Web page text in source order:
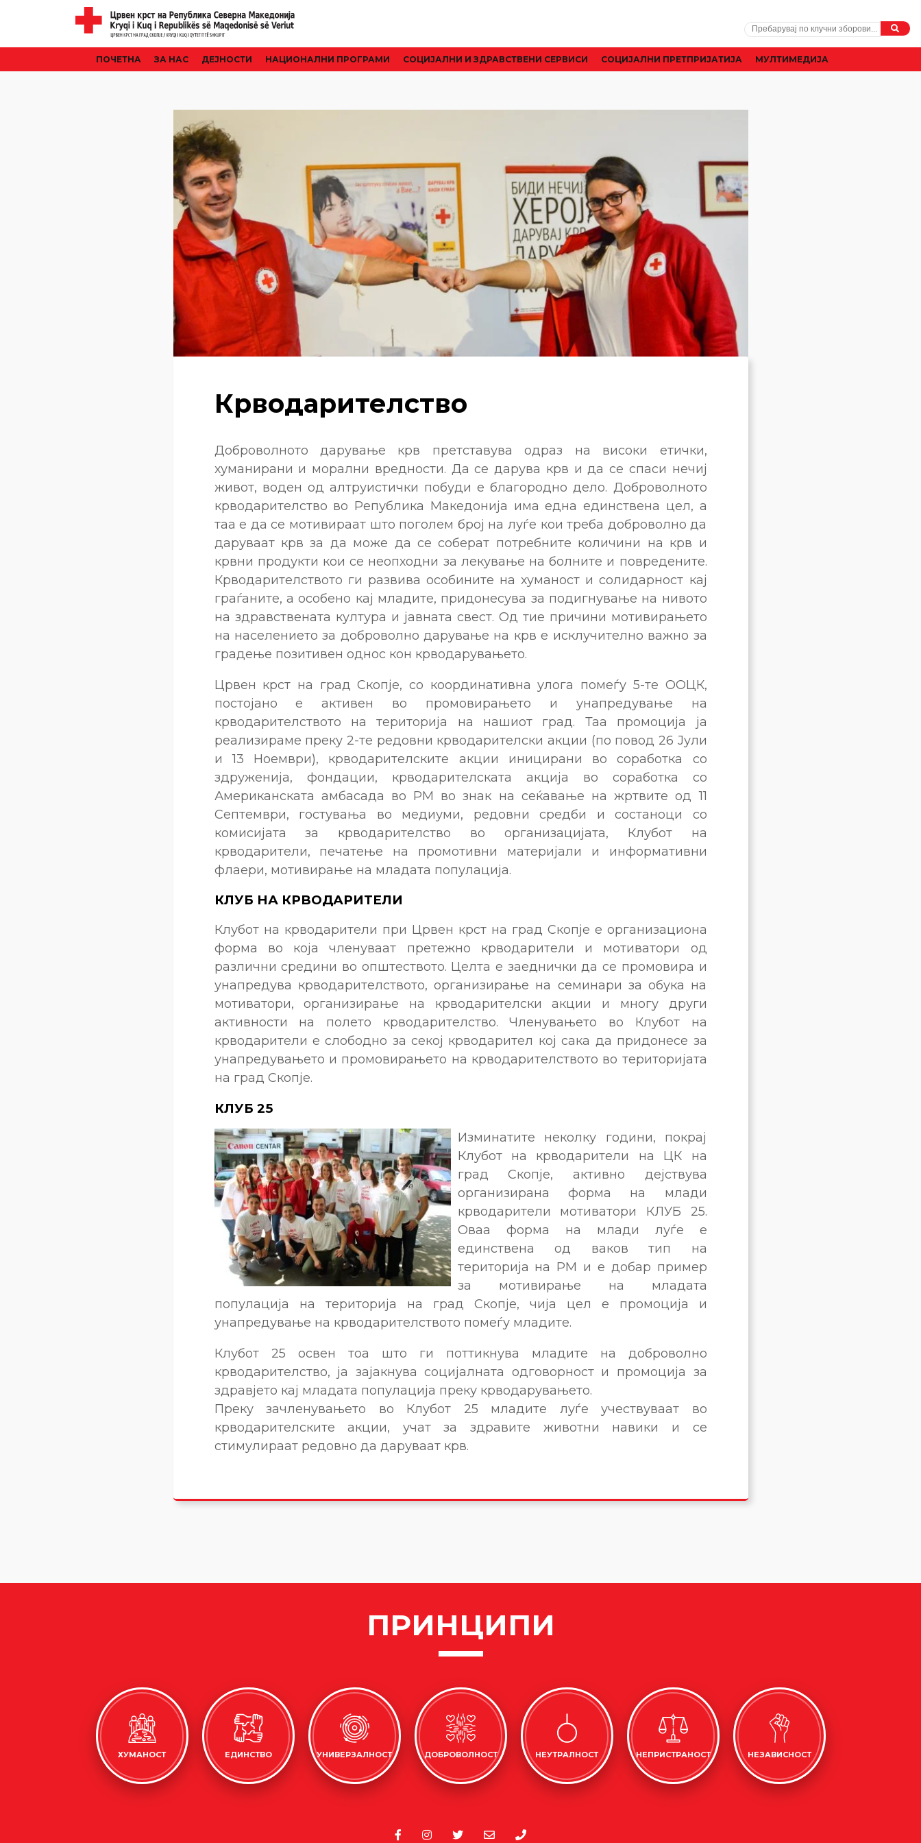
ПОЧЕТНА ЗА НАС ДЕЈНОСТИ НАЦИОНАЛНИ ПРОГРАМИ CОЦИЈАЛНИ И ЗДРАВСТВЕНИ СЕРВИСИ СОЦИЈАЛНИ ПРЕТПРИЈАТИЈА МУЛТИМЕДИЈА
Крводарителство
Доброволното дарување крв претставува одраз на високи етички,
хуманирани и морални вредности. Да се дарува крв и да се спаси нечиј
живот, воден од алтруистички побуди е благородно дело. Доброволното
крводарителство во Република Македонија има една единствена цел, а
таа е да се мотивираат што поголем број на луѓе кои треба доброволно да
даруваат крв за да може да се соберат потребните количини на крв и
крвни продукти кои се неопходни за лекување на болните и повредените.
Крводарителството ги развива особините на хуманост и солидарност кај
граѓаните, а особено кај младите, придонесува за подигнување на нивото
на здравствената култура и јавната свест. Од тие причини мотивирањето
на населението за доброволно дарување на крв е исклучително важно за
градење позитивен однос кон крводарувањето.
Црвен крст на град Скопје, со координативна улога помеѓу 5-те ООЦК,
постојано е активен во промовирањето и унапредување на
крводарителството на територија на нашиот град. Таа промоција ја
реализираме преку 2-те редовни крводарителски акции (по повод 26 Јули
и 13 Ноември), крводарителските акции иницирани во соработка со
здруженија, фондации, крводарителската акција во соработка со
Американската амбасада во РМ во знак на сеќавање на жртвите од 11
Септември, гостувања во медиуми, редовни средби и состаноци со
комисијата за крводарителство во организацијата, Клубот на
крводарители, печатење на промотивни материјали и информативни
флаери, мотивирање на младата популација.
КЛУБ НА КРВОДАРИТЕЛИ
Клубот на крводарители при Црвен крст на град Скопје е организациона
форма во која членуваат претежно крводарители и мотиватори од
различни средини во општеството. Целта е заеднички да се промовира и
унапредува крводарителството, организирање на семинари за обука на
мотиватори, организирање на крводарителски акции и многу други
активности на полето крводарителство. Членувањето во Клубот на
крводарители е слободно за секој крводарител кој сака да придонесе за
унапредувањето и промовирањето на крводарителството во територијата
на град Скопје.
КЛУБ 25
Изминатите неколку години, покрај
Клубот на крводарители на ЦК на
град Скопје, активно дејствува
организирана форма на млади
крводарители мотиватори КЛУБ 25.
Оваа форма на млади луѓе е
единствена од ваков тип на
територија на РМ и е добар пример
за мотивирање на младата
популација на територија на град Скопје, чија цел е промоција и
унапредување на крводарителството помеѓу младите.
Клубот 25 освен тоа што ги поттикнува младите на доброволно
крводарителство, ја зајакнува социјалната одговорност и промоција за
здравјето кај младата популација преку крводарувањето.
Преку зачленувањето во Клубот 25 младите луѓе учествуваат во
крводарителските акции, учат за здравите животни навики и се
стимулираат редовно да даруваат крв.
ПРИНЦИПИ
ХУМАНОСТ ЕДИНСТВО УНИВЕРЗАЛНОСТ ДОБРОВОЛНОСТ НЕУТРАЛНОСТ НЕПРИСТРАНОСТ НЕЗАВИСНОСТ